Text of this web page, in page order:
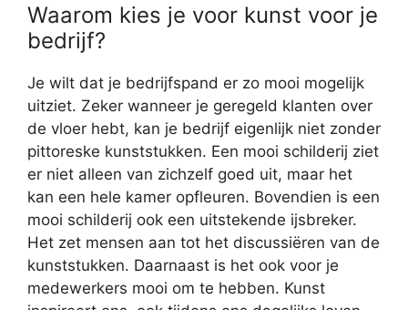
Waarom kies je voor kunst voor je
bedrijf?
Je wilt dat je bedrijfspand er zo mooi mogelijk
uitziet. Zeker wanneer je geregeld klanten over
de vloer hebt, kan je bedrijf eigenlijk niet zonder
pittoreske kunststukken. Een mooi schilderij ziet
er niet alleen van zichzelf goed uit, maar het
kan een hele kamer opfleuren. Bovendien is een
mooi schilderij ook een uitstekende ijsbreker.
Het zet mensen aan tot het discussiëren van de
kunststukken. Daarnaast is het ook voor je
medewerkers mooi om te hebben. Kunst